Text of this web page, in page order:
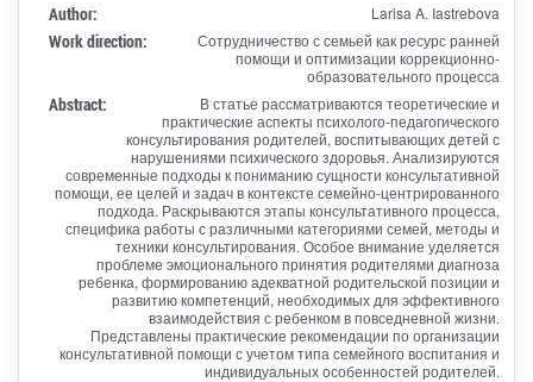
Author: Larisa A. Iastrebova
Work direction:
Сотрудничество с семьей как ресурс ранней
помощи и оптимизации коррекционно-
образовательного процесса
Abstract:
В статье рассматриваются теоретические и
практические аспекты психолого-педагогического
консультирования родителей, воспитывающих детей с
нарушениями психического здоровья. Анализируются
современные подходы к пониманию сущности консультативной
помощи, ее целей и задач в контексте семейно-центрированного
подхода. Раскрываются этапы консультативного процесса,
специфика работы с различными категориями семей, методы и
техники консультирования. Особое внимание уделяется
проблеме эмоционального принятия родителями диагноза
ребенка, формированию адекватной родительской позиции и
развитию компетенций, необходимых для эффективного
взаимодействия с ребенком в повседневной жизни.
Представлены практические рекомендации по организации
консультативной помощи с учетом типа семейного воспитания и
индивидуальных особенностей родителей.